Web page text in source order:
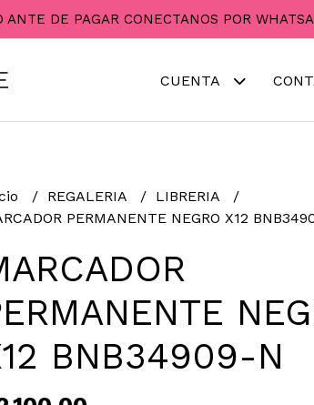
DE PAGAR CONECTANOS POR
CUENTA
REGALERIA
LIBRERIA
PERMANENTE NEGRO X12
BNB34909-N